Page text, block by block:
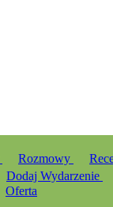
Rozmowy
Dodaj Wydarzenie
Oferta